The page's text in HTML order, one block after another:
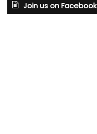
Join us on Facebook